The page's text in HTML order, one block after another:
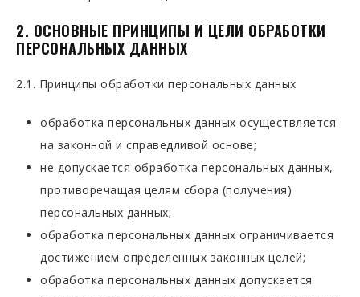
2. ОСНОВНЫЕ ПРИНЦИПЫ И ЦЕЛИ ОБРАБОТКИ
ПЕРСОНАЛЬНЫХ ДАННЫХ
2.1. Принципы обработки персональных данных
обработка персональных данных осуществляется
на законной и справедливой основе;
не допускается обработка персональных данных,
противоречащая целям сбора (получения)
персональных данных;
обработка персональных данных ограничивается
достижением определенных законных целей;
обработка персональных данных допускается